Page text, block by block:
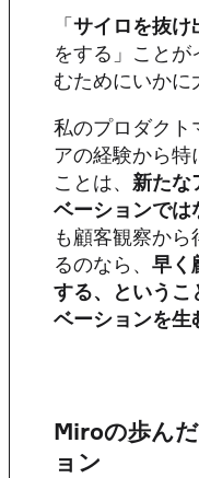
「サイロを抜け
をする」こと
むためにいかに
私のプロダクト
アの経験から
ことは、 新たな
ベーションでは
も顧客観察か
るのなら、 早く
する、というこ
ベーションを生
Miroの歩ん
ョン